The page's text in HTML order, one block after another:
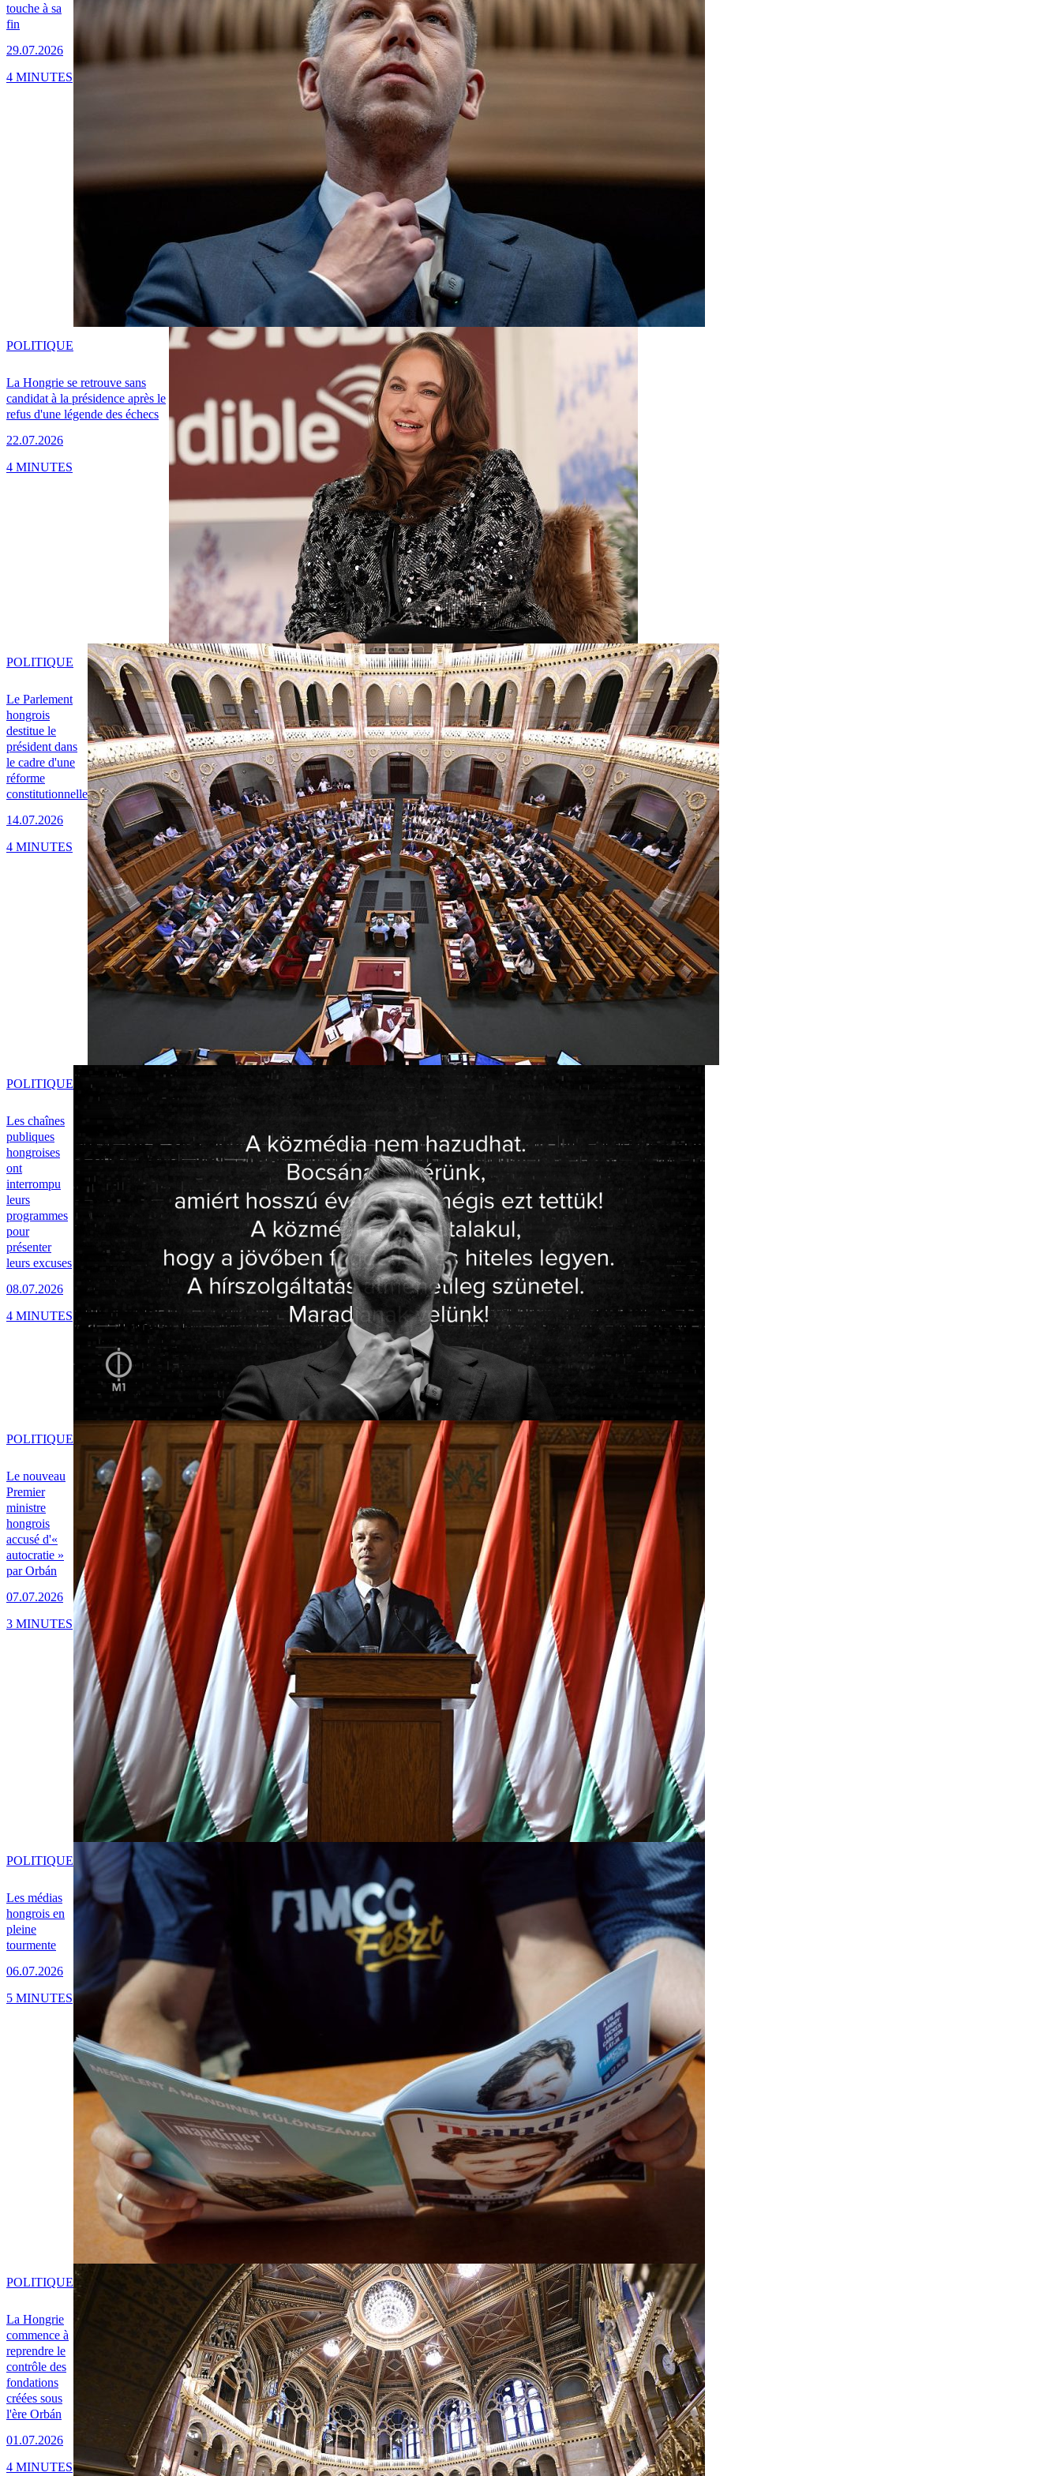
touche à sa
fin
29.07.2026
4 MINUTES
La Hongrie se retrouve sans
candidat à la présidence après le
refus d'une légende des échecs
22.07.2026
POLITIQUE
4 MINUTES
Le Parlement
hongrois
destitue le
président dans
le cadre d'une
réforme
constitutionnelle
14.07.2026
POLITIQUE
4 MINUTES
Les chaînes
publiques
hongroises
ont
interrompu
leurs
programmes
pour
présenter
leurs excuses
08.07.2026
POLITIQUE
4 MINUTES
Le nouveau
Premier
ministre
hongrois
accusé d'«
autocratie »
par Orbán
07.07.2026
POLITIQUE
3 MINUTES
Les médias
hongrois en
pleine
tourmente
06.07.2026
POLITIQUE
5 MINUTES
La Hongrie
commence à
reprendre le
contrôle des
fondations
créées sous
l'ère Orbán
01.07.2026
POLITIQUE
4 MINUTES